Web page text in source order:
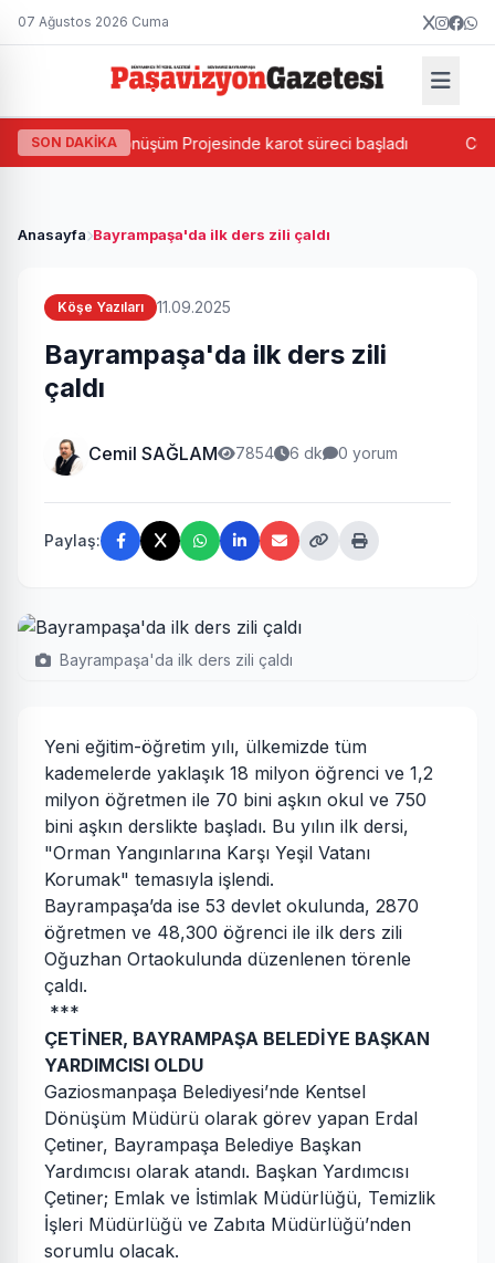
07 Ağustos 2026 Cuma
SON DAKİKA
Kentsel Dönüşüm Projesinde karot süreci başladı
Anasayfa Bayrampaşa'da ilk ders zili çaldı
Köşe Yazıları 11.09.2025
Bayrampaşa'da ilk ders zili
çaldı
Cemil SAĞLAM 7854 6 dk 0 yorum
Paylaş:
Bayrampaşa'da ilk ders zili çaldı
Yeni eğitim-öğretim yılı, ülkemizde tüm
kademelerde yaklaşık 18 milyon öğrenci ve 1,2
milyon öğretmen ile 70 bini aşkın okul ve 750
bini aşkın derslikte başladı. Bu yılın ilk dersi,
"Orman Yangınlarına Karşı Yeşil Vatanı
Korumak" temasıyla işlendi.
Bayrampaşa’da ise 53 devlet okulunda, 2870
öğretmen ve 48,300 öğrenci ile ilk ders zili
Oğuzhan Ortaokulunda düzenlenen törenle
çaldı.
***
ÇETİNER, BAYRAMPAŞA BELEDİYE BAŞKAN
YARDIMCISI OLDU
Gaziosmanpaşa Belediyesi’nde Kentsel
Dönüşüm Müdürü olarak görev yapan Erdal
Çetiner, Bayrampaşa Belediye Başkan
Yardımcısı olarak atandı. Başkan Yardımcısı
Çetiner; Emlak ve İstimlak Müdürlüğü, Temizlik
İşleri Müdürlüğü ve Zabıta Müdürlüğü’nden
sorumlu olacak.